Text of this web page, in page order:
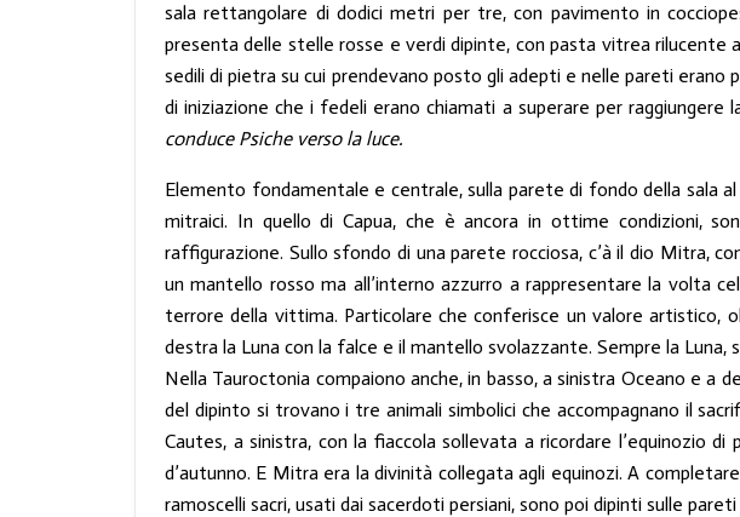
sala rettangolare di dodici metri per tre, con pavimento in
presenta delle stelle rosse e verdi dipinte, con pasta vitrea rilucente
sedili di pietra su cui prendevano posto gli adepti e nelle pareti
di iniziazione che i fedeli erano chiamati a superare per
conduce Psiche verso la luce.
Elemento fondamentale e centrale, sulla parete di fondo della sala
mitraici. In quello di Capua, che è ancora in ottime condizioni,
raffigurazione. Sullo sfondo di una parete rocciosa, c’à il dio Mitra,
un mantello rosso ma all’interno azzurro a rappresentare la volta
terrore della vittima. Particolare che conferisce un valore artistico,
destra la Luna con la falce e il mantello svolazzante. Sempre la
Nella Tauroctonia compaiono anche, in basso, a sinistra Oceano e a
del dipinto si trovano i tre animali simbolici che accompagnano il
Cautes, a sinistra, con la fiaccola sollevata a ricordare l’equinozio
d’autunno. E Mitra era la divinità collegata agli equinozi. A
ramoscelli sacri, usati dai sacerdoti persiani, sono poi dipinti sulle pareti